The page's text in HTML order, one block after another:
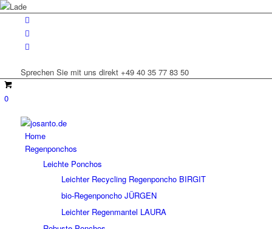
Sprechen Sie mit uns direkt +49 40 35 77 83 50
0
Home
Regenponchos
Leichte Ponchos
Leichter Recycling Regenponcho BIRGIT
bio-Regenponcho JÜRGEN
Leichter Regenmantel LAURA